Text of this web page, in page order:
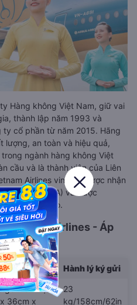
Hàng không Việt Nam, giữ vai
thành lập năm 1993 và
cổ phần từ năm 2015. Hãng
lượng, an toàn và hiệu quả,
ngành hàng không Việt
cầu và là thành viên của Liên
Airlines vinh dự được nhận
IATA (IOSA) và được
không 4 sao.
Vietnam Airlines - Áp
Hành lý ký gửi
gồm 01 kiện
36cm x
23
kg/158cm/62in